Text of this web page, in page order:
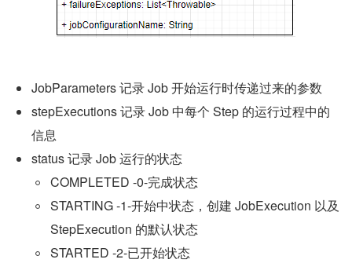
JobParameters 记录 Job 开始运行时传递过来的参数
stepExecutions 记录 Job 中每个 Step 的运行过程中的
信息
status 记录 Job 运行的状态
COMPLETED -0-完成状态
STARTING -1-开始中状态，创建 JobExecution 以及
StepExecution 的默认状态
STARTED -2-已开始状态